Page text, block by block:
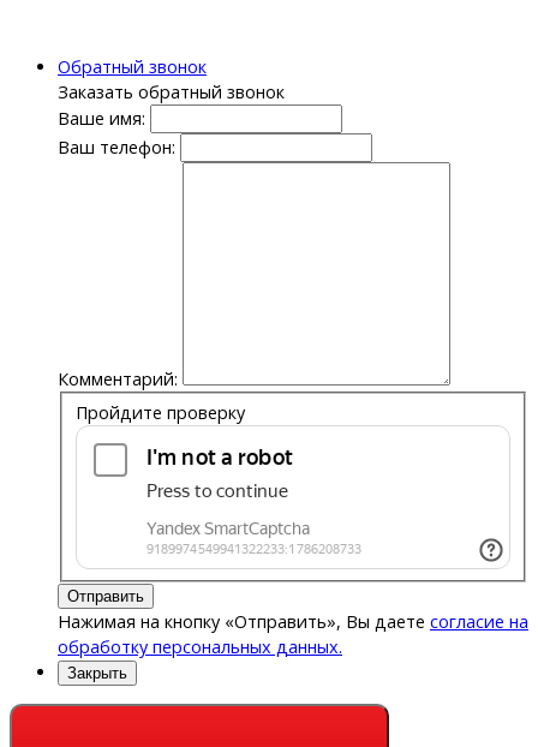
Обратный звонок
Заказать обратный звонок
Ваше имя:
Ваш телефон:
Комментарий:
Пройдите проверку
Отправить
Нажимая на кнопку «Отправить», Вы даете согласие на
обработку персональных данных.
Закрыть